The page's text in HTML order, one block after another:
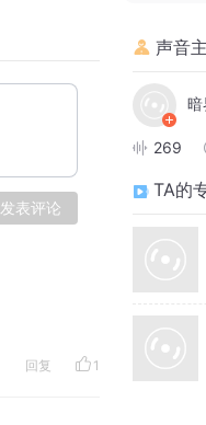
发表评论
回复 1
声音
暗
269
TA的